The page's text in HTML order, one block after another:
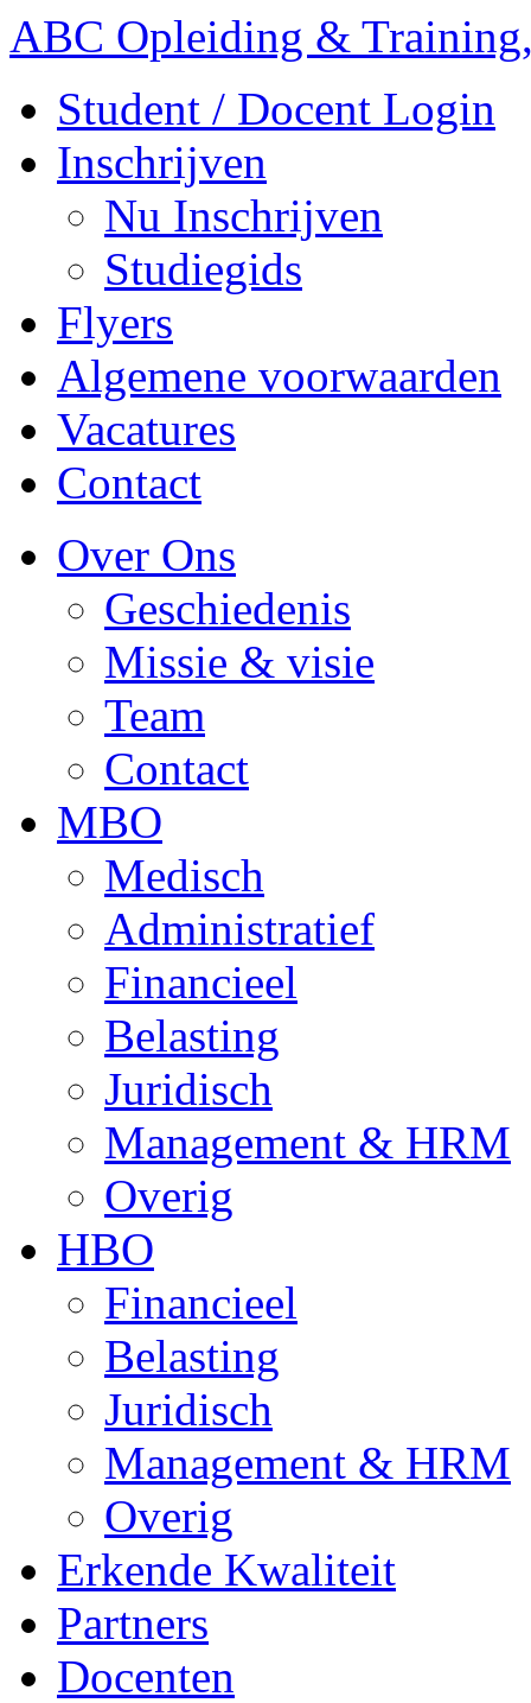
ABC Opleiding &
Student / Docent Login
Inschrijven
Nu Inschrijven
Studiegids
Flyers
Algemene voorwaarden
Vacatures
Contact
Over Ons
Geschiedenis
Missie & visie
Team
Contact
MBO
Medisch
Administratief
Financieel
Belasting
Juridisch
Management & HRM
Overig
HBO
Financieel
Belasting
Juridisch
Management & HRM
Overig
Erkende Kwaliteit
Partners
Docenten